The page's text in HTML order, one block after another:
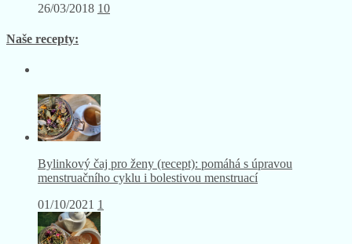
26/03/2018 10
Naše recepty:
Bylinkový čaj pro ženy (recept): pomáhá s úpravou
menstruačního cyklu i bolestivou menstruací
01/10/2021 1